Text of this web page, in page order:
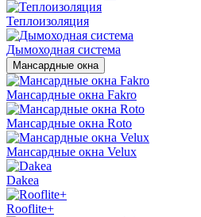
Теплоизоляция
Дымоходная система
Мансардные окна
Мансардные окна Fakro
Мансардные окна Roto
Мансардные окна Velux
Dakea
Rooflite+